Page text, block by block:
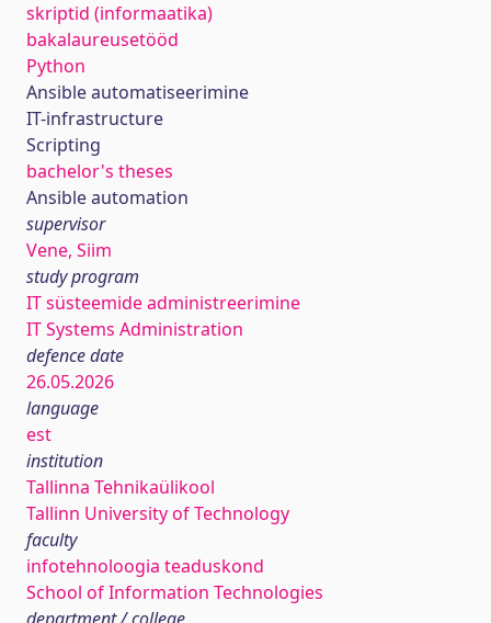
skriptid (informaatika)
bakalaureusetööd
Python
Ansible automatiseerimine
IT-infrastructure
Scripting
bachelor's theses
Ansible automation
supervisor
Vene, Siim
study program
IT süsteemide administreerimine
IT Systems Administration
defence date
26.05.2026
language
est
institution
Tallinna Tehnikaülikool
Tallinn University of Technology
faculty
infotehnoloogia teaduskond
School of Information Technologies